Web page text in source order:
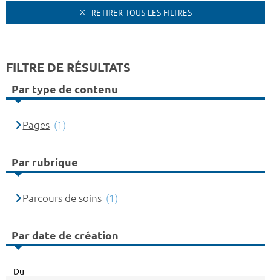
RETIRER TOUS LES FILTRES
FILTRE DE RÉSULTATS
Par type de contenu
Pages (1)
Par rubrique
Parcours de soins (1)
Par date de création
Du